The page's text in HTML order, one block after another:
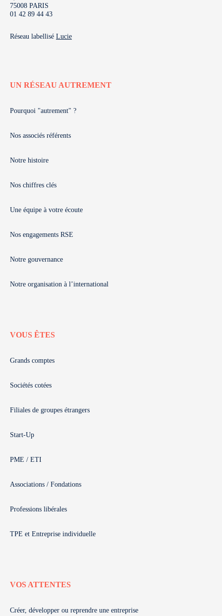
75008 PARIS
01 42 89 44 43
Réseau labellisé Lucie
UN RÉSEAU AUTREMENT
Pourquoi "autrement" ?
Nos associés référents
Notre histoire
Nos chiffres clés
Une équipe à votre écoute
Nos engagements RSE
Notre gouvernance
Notre organisation à l’international
VOUS ÊTES
Grands comptes
Sociétés cotées
Filiales de groupes étrangers
Start-Up
PME / ETI
Associations / Fondations
Professions libérales
TPE et Entreprise individuelle
VOS ATTENTES
Créer, développer ou reprendre une entreprise